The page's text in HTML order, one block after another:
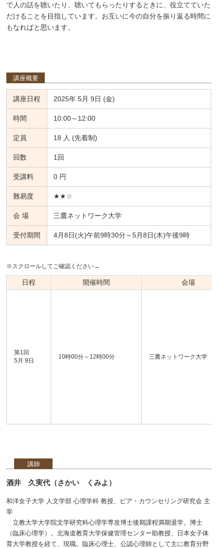
で人の話を聴いたり、聴いてもらったりするときに、役立てていた
だけることを目指しています。お互いに今の自分を振り返る時間に
もなればと思います。
講座概要
講座日程 2025年 5月 9日 (金)
時間 10:00～12:00
定員 18 人 (先着制)
回数 1回
受講料 0 円
難易度 ★★☆
会 場 三鷹ネットワーク大学
受付期間 4月8日(火)午前9時30分～5月8日(木)午後9時
※スクロールしてご確認ください→
日程 開催時間 会場
第1回
5月 9日
10時00分～12時00分 三鷹ネットワーク大学
講師
酒井 久実代（さかい くみよ）
和洋女子大学 人文学部 心理学科 教授、ピア・カウンセリング研究会 主
宰
立教大学大学院文学研究科心理学専攻博士後期課程満期退学。博士
（臨床心理学）。北海道教育大学保健管理センター助教授、日本女子体
育大学教授を経て、現職。臨床心理士、公認心理師として主に教育分野